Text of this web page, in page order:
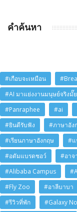
คำค้นหา
#เกือบจะเหมือน
#AI มาแย่งงานมนุษย์จริงมั๊
#Panraphee
#ai
#ยินดีรับฟัง
#ภาษาอัง
#เรียนภาษาอังกฤษ
#แ
#อดัมแบรดชอว์
#อาจ
#Alibaba Campus
#Fly Zoo
#อาลีบาบา
#รีวิวที่พัก
#Galaxy